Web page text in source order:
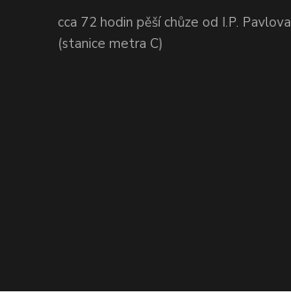
cca 72 hodin pěší chůze od I.P. Pavlova
(stanice metra C)